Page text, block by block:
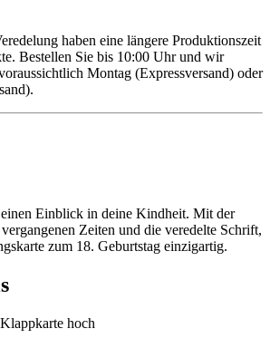
haben eine längere Produktionszeit
Bestellen Sie bis 10:00 Uhr und wir
Montag (Expressversand) oder
Einblick in deine Kindheit. Mit der
Zeiten und die veredelte Schrift,
zum 18. Geburtstag einzigartig.
hoch